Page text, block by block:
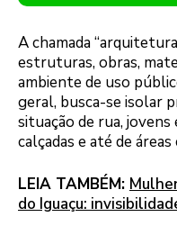
A chamada
estruturas, obras,
ambiente de uso
geral, busca-se isolar
situação de rua, jovens
calçadas e até de áreas
LEIA TAMBÉM:
do Iguaçu: